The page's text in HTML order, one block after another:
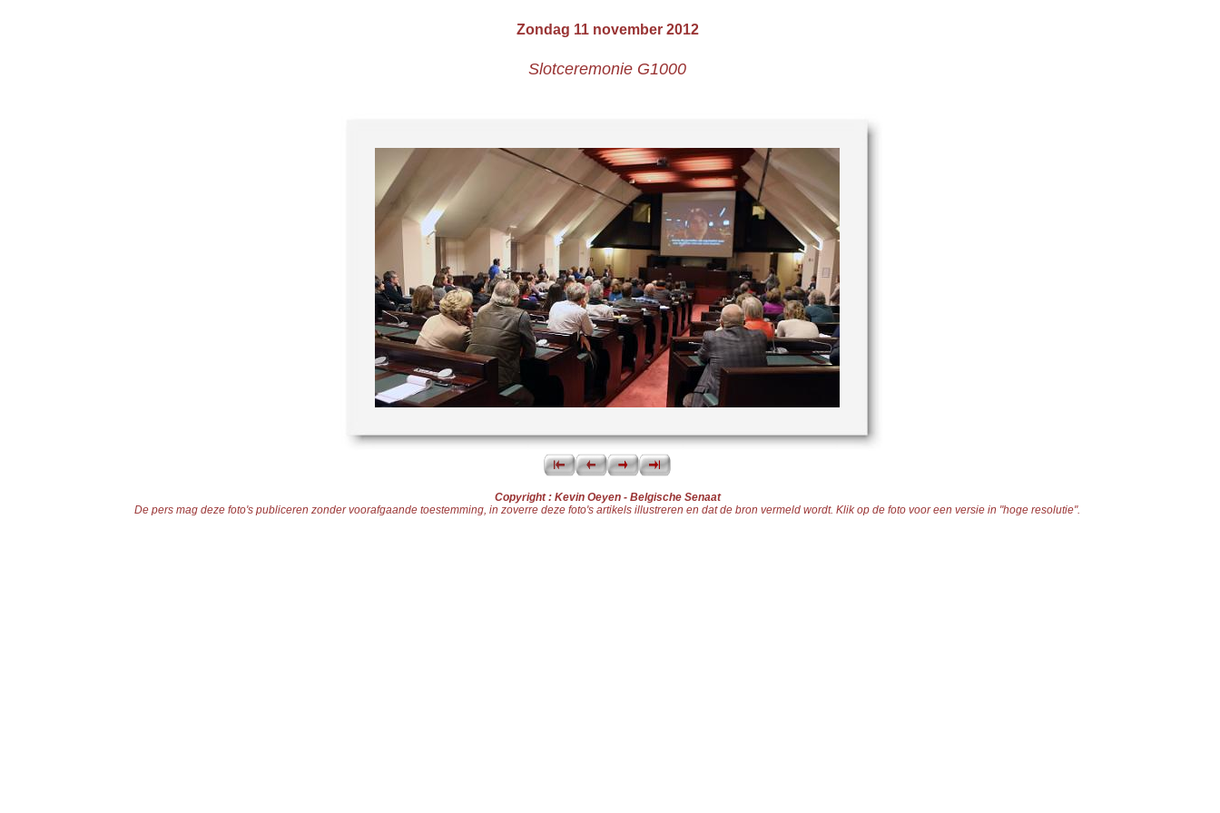
Zondag 11 november 2012
Slotceremonie G1000
Copyright : Kevin Oeyen - Belgische Senaat
De pers mag deze foto's publiceren zonder voorafgaande toestemming, in zoverre deze foto's artikels illustreren en dat de bron vermeld wordt. Klik op de foto voor een versie in "hoge resolutie".